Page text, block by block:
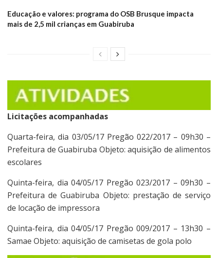
Educação e valores: programa do OSB Brusque impacta
mais de 2,5 mil crianças em Guabiruba
Licitações acompanhadas
Quarta-feira, dia 03/05/17 Pregão 022/2017 – 09h30 –
Prefeitura de Guabiruba Objeto: aquisição de alimentos
escolares
Quinta-feira, dia 04/05/17 Pregão 023/2017 – 09h30 –
Prefeitura de Guabiruba Objeto: prestação de serviço
de locação de impressora
Quinta-feira, dia 04/05/17 Pregão 009/2017 – 13h30 –
Samae Objeto: aquisição de camisetas de gola polo